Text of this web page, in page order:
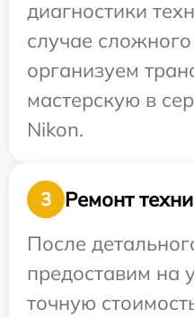
диагностики
случае
организуем
мастерскую в
Nikon.
3
Ремонт
После
предоставим на
точную